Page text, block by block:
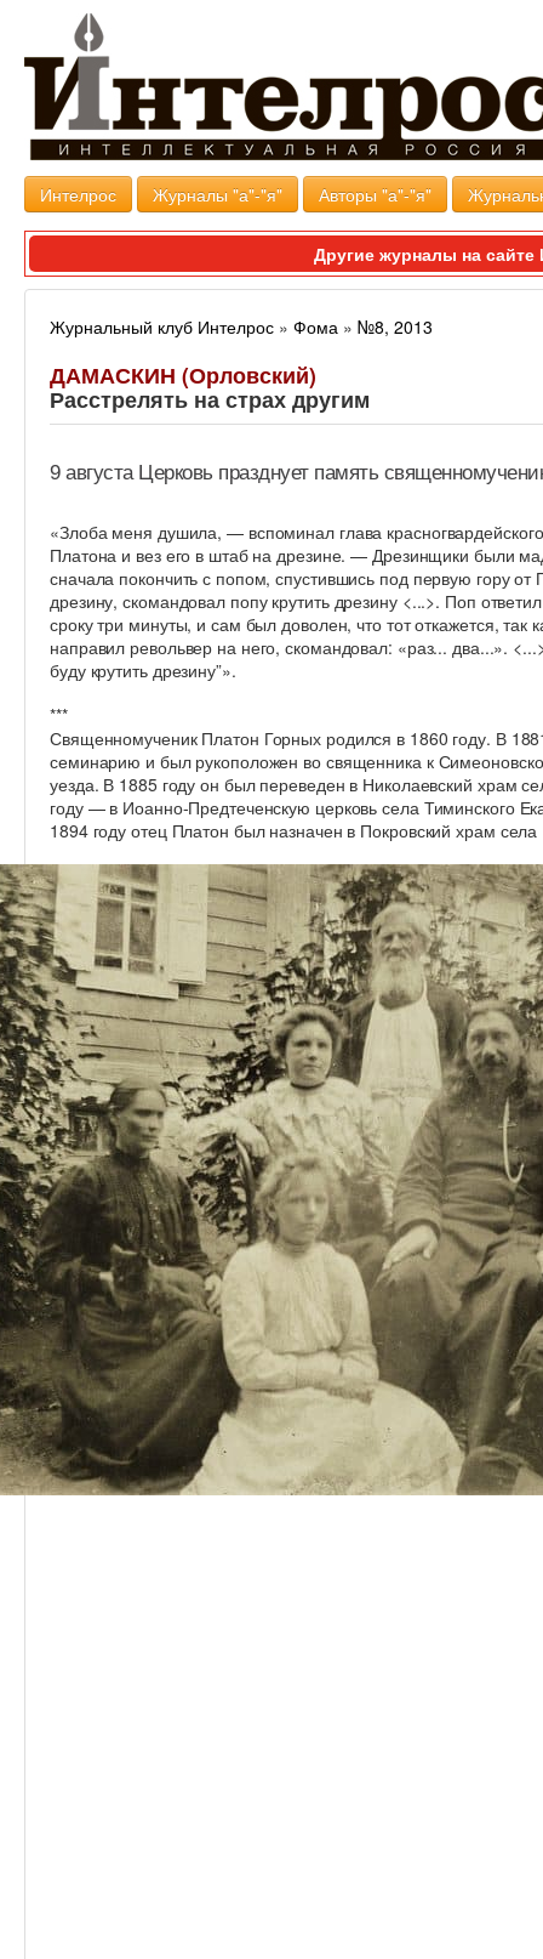
Интелрос Журналы "а"-"я" Авторы "а"-"я"
Другие журналы на
Журнальный клуб Интелрос » Фома » №8, 2013
ДАМАСКИН (Орловский)
Расстрелять на страх другим
9 августа Церковь празднует память
«Злоба меня душила, — вспоминал глава
Платона и вез его в штаб на дрезине. — Дрезинщики были
сначала покончить с попом, спустившись под первую гору
дрезину, скомандовал попу крутить дрезину <...>. Поп
сроку три минуты, и сам был доволен, что тот откажется, так
направил револьвер на него, скомандовал: «раз... два...».
буду крутить дрезину”».
***
Священномученик Платон Горных родился в 1860 году. В
семинарию и был рукоположен во священника к
уезда. В 1885 году он был переведен в Николаевский храм
году — в Иоанно-Предтеченскую церковь села Тиминского
1894 году отец Платон был назначен в Покровский храм